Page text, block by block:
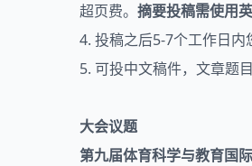
超页费。 摘要投稿需使用
4. 投稿之后5-7个工作日内
5. 可投中文稿件，文章题
大会议题
第九届体育科学与教育国